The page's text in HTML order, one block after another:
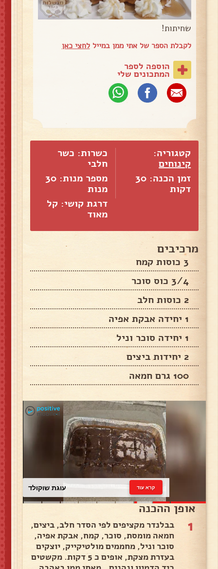
שחיתות!
לקבלת הספר של אתי ממן במייללחצי כאן
הוספה לספר
המתכונים שלי
קטגוריה:
קינוחים
זמן הכנה: 30
דקות
כשרות: כשר
חלבי
מספר מנות: 30
מנות
דרגת קושי: קל
מאוד
מרכיבים
3 כוסות קמח
3/4 כוס סוכר
2 כוסות חלב
1 יחידה אבקת אפיה
1 יחידה סוכר וניל
2 יחידות ביצים
100 גרם חמאה
עוגת שוקולד קרא עוד
אופן ההכנה
1
בבלנדר מקציפים לפי הסדר חלב, ביצים,
חמאה מומסת, סוכר, קמח, אבקת אפיה,
סוכר וניל, מחממים מולטיקייק, יוצקים
בעזרת מצקת, אופים כ 5 דקות. מקשטים